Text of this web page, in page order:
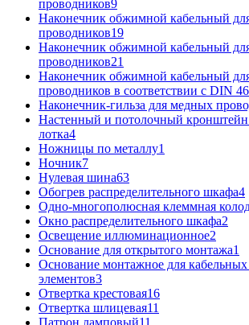
проводников9
Наконечник обжимной кабельный
проводников19
Наконечник обжимной кабельный
проводников21
Наконечник обжимной кабельный
проводников в соответствии с DIN
Наконечник-гильза для медных
Настенный и потолочный кронштейн
лотка4
Ножницы по металлу1
Ночник7
Нулевая шина63
Обогрев распределительного шкафа4
Одно-многополюсная клеммная
Окно распределительного шкафа2
Освещение иллюминационное2
Основание для открытого монтажа1
Основание монтажное для кабельных
элементов3
Отвертка крестовая16
Отвертка шлицевая11
Патрон ламповый11